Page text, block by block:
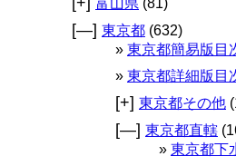
[—] 東京都 (632)
東京都簡易版目
東京都詳細版目
[+] 東京都その他
[—] 東京都直轄
東京都下